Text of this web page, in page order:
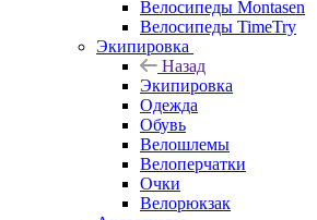
Велосипеды Montasen
Велосипеды TimeTry
Экипировка
Назад
Экипировка
Одежда
Обувь
Велошлемы
Велоперчатки
Очки
Велорюкзак